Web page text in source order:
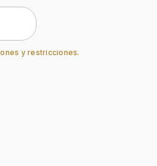
y restricciones.